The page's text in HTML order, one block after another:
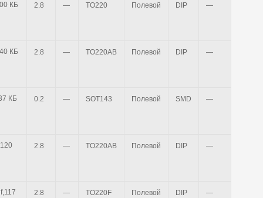
BUZ72 pdf,200 КБ 2.8 — TO220 Полевой DIP —
BUZ10 pdf,140 КБ 2.8 — TO220AB Полевой DIP —
BF1012 pdf,37 КБ 0.2 — SOT143 Полевой SMD —
2.8 — TO220AB Полевой DIP —
2.8 — TO220F Полевой DIP —